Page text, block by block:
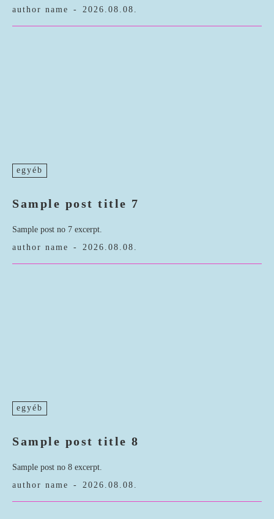
author name
- 2026.08.08.
egyéb
Sample post title 7
Sample post no 7 excerpt.
author name
- 2026.08.08.
egyéb
Sample post title 8
Sample post no 8 excerpt.
author name
- 2026.08.08.